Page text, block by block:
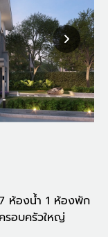
ห้องน้ำ 1 ห้องพัก
อบครัวใหญ่